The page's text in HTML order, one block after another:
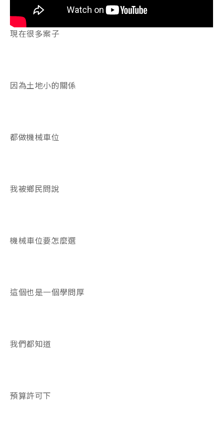
現在很多案子
因為土地小的關係
都做機械車位
我被鄉民問說
機械車位要怎麼選
這個也是一個學問厚
我們都知道
預算許可下